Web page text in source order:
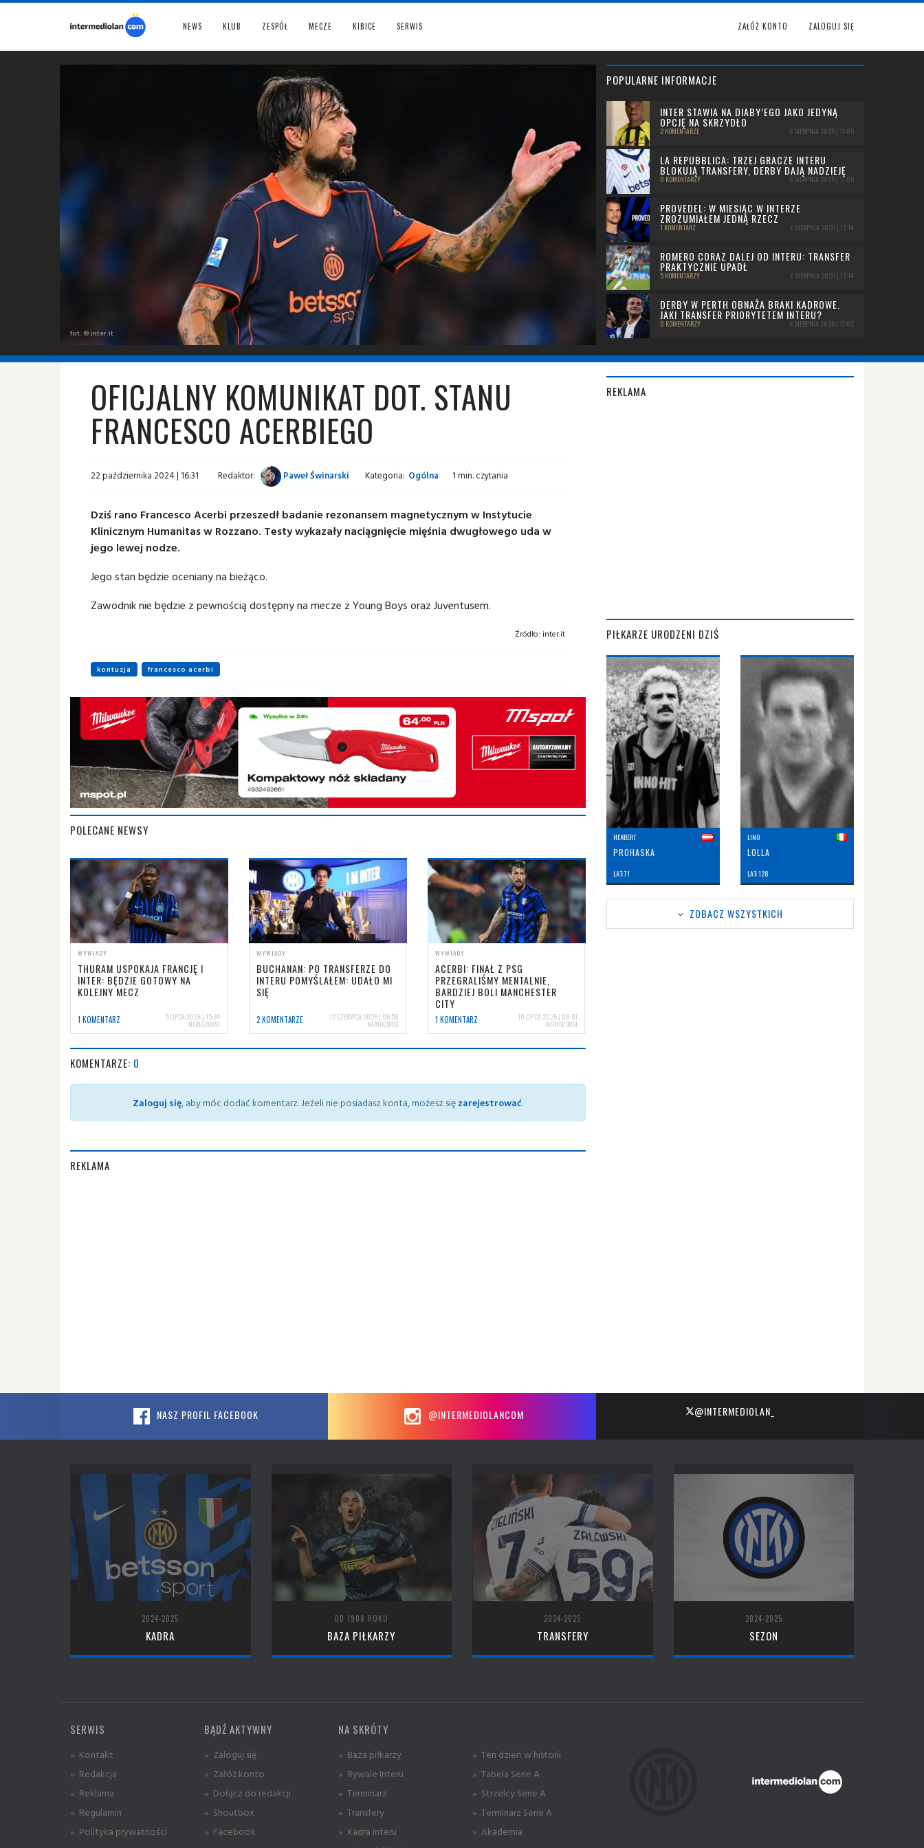
NEWS KLUB ZESPÓŁ MECZE KIBICE SERWIS ZAŁÓŻ KONTO ZALOGUJ SIĘ
fot. © inter.it
POPULARNE INFORMACJE
INTER STAWIA NA DIABY’EGO JAKO JEDYNĄ
OPCJĘ NA SKRZYDŁO
2 KOMENTARZE 6 SIERPNIA 2026 | 11:05
LA REPUBBLICA: TRZEJ GRACZE INTERU
BLOKUJĄ TRANSFERY, DERBY DAJĄ NADZIEJĘ
0 KOMENTARZY 6 SIERPNIA 2026 | 11:05
PROVEDEL: W MIESIĄC W INTERZE
ZROZUMIAŁEM JEDNĄ RZECZ
1 KOMENTARZ 7 SIERPNIA 2026 | 12:14
ROMERO CORAZ DALEJ OD INTERU: TRANSFER
PRAKTYCZNIE UPADŁ
5 KOMENTARZY 7 SIERPNIA 2026 | 12:14
DERBY W PERTH OBNAŻA BRAKI KADROWE.
JAKI TRANSFER PRIORYTETEM INTERU?
0 KOMENTARZY 6 SIERPNIA 2026 | 11:02
OFICJALNY KOMUNIKAT DOT. STANU
FRANCESCO ACERBIEGO
22 października 2024 | 16:31 Redaktor: Paweł Świnarski Kategoria: Ogólna 1 min. czytania
Dziś rano Francesco Acerbi przeszedł badanie rezonansem magnetycznym w Instytucie
Klinicznym Humanitas w Rozzano. Testy wykazały naciągnięcie mięśnia dwugłowego uda w
jego lewej nodze.
Jego stan będzie oceniany na bieżąco.
Zawodnik nie będzie z pewnością dostępny na mecze z Young Boys oraz Juventusem.
Źródło: inter.it
kontuzja francesco acerbi
POLECANE NEWSY
WYWIADY
THURAM USPOKAJA FRANCJĘ I
INTER: BĘDZIE GOTOWY NA
KOLEJNY MECZ
1 KOMENTARZ 5 LIPCA 2026 | 15:34
NERIOCORSI
WYWIADY
BUCHANAN: PO TRANSFERZE DO
INTERU POMYŚLAŁEM: UDAŁO MI
SIĘ
2 KOMENTARZE 12 CZERWCA 2026 | 06:50
NERIOCORSI
WYWIADY
ACERBI: FINAŁ Z PSG
PRZEGRALIŚMY MENTALNIE,
BARDZIEJ BOLI MANCHESTER
CITY
1 KOMENTARZ 10 LIPCA 2026 | 08:51
NERIOCORSI
KOMENTARZE: 0
Zaloguj się, aby móc dodać komentarz. Jeżeli nie posiadasz konta, możesz sięzarejestrować.
REKLAMA
REKLAMA
PIŁKARZE URODZENI DZIŚ
HERBERT
PROHASKA
LAT: 71
LINO
LOLLA
LAT: 128
ZOBACZ WSZYSTKICH
NASZ PROFIL FACEBOOK @INTERMEDIOLANCOM @INTERMEDIOLAN_
2024-2025
KADRA
OD 1908 ROKU
BAZA PIŁKARZY
2024-2025
TRANSFERY
2024-2025
SEZON
SERWIS
» Kontakt
» Redakcja
» Reklama
» Regulamin
» Polityka prywatności
BĄDŹ AKTYWNY
» Zaloguj się
» Załóż konto
» Dołącz do redakcji
» Shoutbox
» Facebook
NA SKRÓTY
» Baza piłkarzy
» Rywale Interu
» Terminarz
» Transfery
» Kadra Interu
» Ten dzień w historii
» Tabela Serie A
» Strzelcy Serie A
» Terminarz Serie A
» Akademia